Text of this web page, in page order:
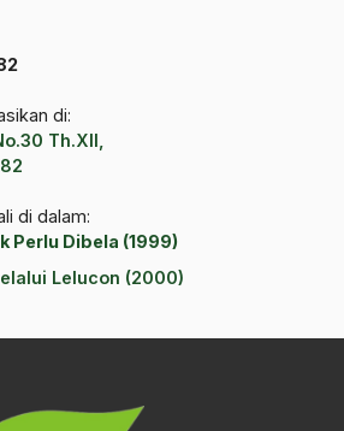
di:
Th.XII,
di dalam:
Perlu Dibela (1999)
Lelucon (2000)